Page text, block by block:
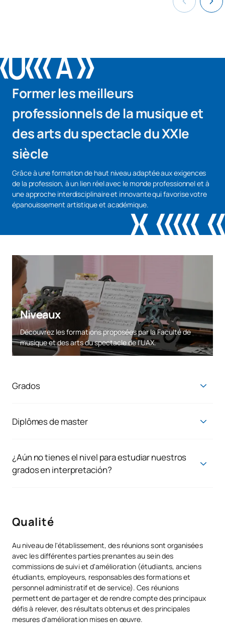
Former les meilleurs
professionnels de la musique et
des arts du spectacle du XXIe
siècle
Grâce à une formation de haut niveau adaptée aux exigences
de la profession, à un lien réel avec le monde professionnel et à
une approche interdisciplinaire et innovante qui favorise votre
épanouissement artistique et académique.
Niveaux
Découvrez les formations proposées par la Faculté de
musique et des arts du spectacle de l'UAX.
Grados
Licence en musicologie
Diplômes de master
MBA en commerce de la musique
Master en gestion de la musique en direct
¿Aún no tienes el nivel para estudiar nuestros
grados en interpretación?
diseñado para quienes quieren estudiar interpretación de
técnico para superar las pruebas de acceso y afrontar el
grado con garantías.
Con nuestro Pregrado CARM, de enfoque integral y
personalizado, te garantizamos una base sólida y una
preparación óptima para que superes con éxito las pruebas de
acceso y puedas continuar tu formación de alto nivel en
interpretación.
Qualité
Au niveau de l'établissement, des réunions sont organisées
avec les différentes parties prenantes au sein des
commissions de suivi et d'amélioration (étudiants, anciens
étudiants, employeurs, responsables des formations et
personnel administratif et de service). Ces réunions
permettent de partager et de rendre compte des principaux
défis à relever, des résultats obtenus et des principales
mesures d'amélioration mises en œuvre.